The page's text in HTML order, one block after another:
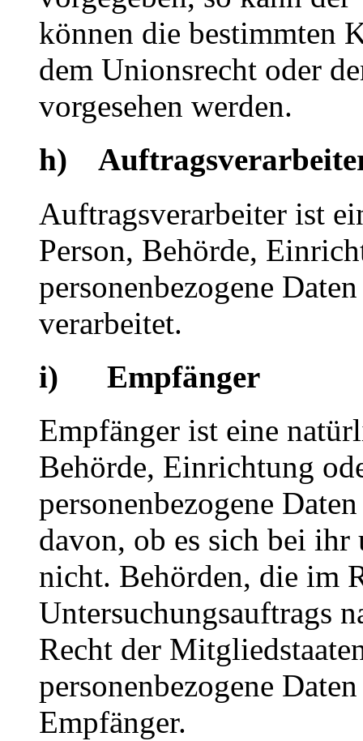
können die bestimmten
dem Unionsrecht oder
vorgesehen werden.
h)
Auftragsverarbeiter ist
Person, Behörde,
personenbezogene
verarbeitet.
i) Empfänger
Empfänger ist eine
Behörde, Einrichtung
personenbezogene
davon, ob es sich bei
nicht. Behörden, die im
Untersuchungsauftrags
Recht der
personenbezogene
Empfänger.